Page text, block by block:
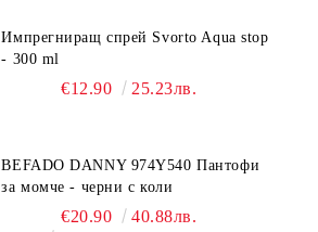
Импрегниращ спрей Svorto Aqua stop
- 300 ml
€12.90 25.23лв.
BEFADO DANNY 974Y540 Пантофи
за момче - черни с коли
€20.90 40.88лв.